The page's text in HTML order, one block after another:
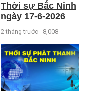
Thời sự Bắc Ninh
ngày 17-6-2026
2 tháng trước 8,008